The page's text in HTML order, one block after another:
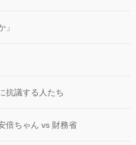
」
抗議する人たち
倍ちゃん vs 財務省